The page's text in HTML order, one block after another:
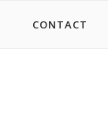
CONTACT